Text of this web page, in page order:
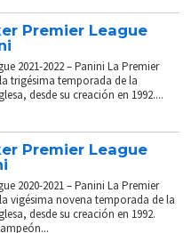
Premier League
2021-2022 – Panini La Premier
trigésima temporada de la
desde su creación en 1992....
Premier League
2020-2021 – Panini La Premier
vigésima novena temporada de la
desde su creación en 1992.